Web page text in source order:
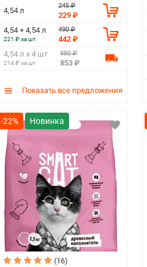
4,54 л
245 ₽
229 ₽
4,54 + 4,54 л
221 ₽ за шт
490 ₽
442 ₽
4,54 л х 4 шт
214 ₽ за шт
980 ₽
853 ₽
Показать все предложения
-22%
(16)